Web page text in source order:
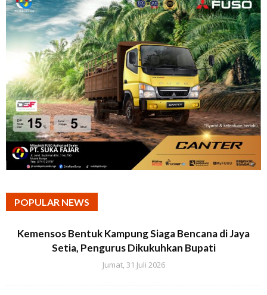
POPULAR NEWS
Kemensos Bentuk Kampung Siaga Bencana di Jaya
Setia, Pengurus Dikukuhkan Bupati
Jumat, 31 Juli 2026